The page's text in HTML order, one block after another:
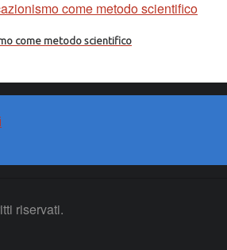
come metodo scientifico
riservati.